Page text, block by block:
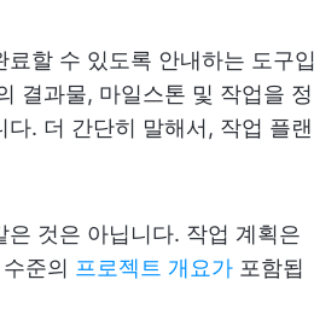
할 수 있도록 안내하는 도구입
결과물, 마일스톤 및 작업을 정
. 더 간단히 말해서, 작업 플랜
것은 아닙니다. 작업 계획은
준의 프로젝트 개요가 포함됩